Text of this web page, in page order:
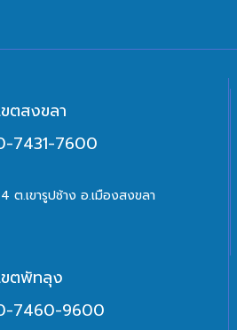
ตสงขลา
7431-7600
.เขารูปช้าง อ.เมืองสงขลา
ขตพัทลุง
7460-9600